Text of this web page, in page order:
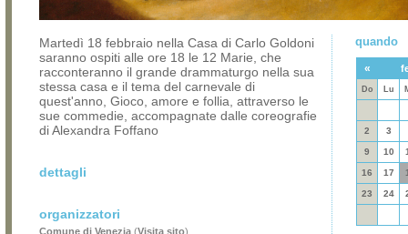
Martedì 18 febbraio nella Casa di Carlo Goldoni
saranno ospiti alle ore 18 le 12 Marie, che
racconteranno il grande drammaturgo nella sua
stessa casa e il tema del carnevale di
quest'anno, Gioco, amore e follia, attraverso le
sue commedie, accompagnate dalle coreografie
di Alexandra Foffano
dettagli
organizzatori
Comune di Venezia (Visita sito)
quando
«
Do Lu
2 3
9 10
16 17
23 24